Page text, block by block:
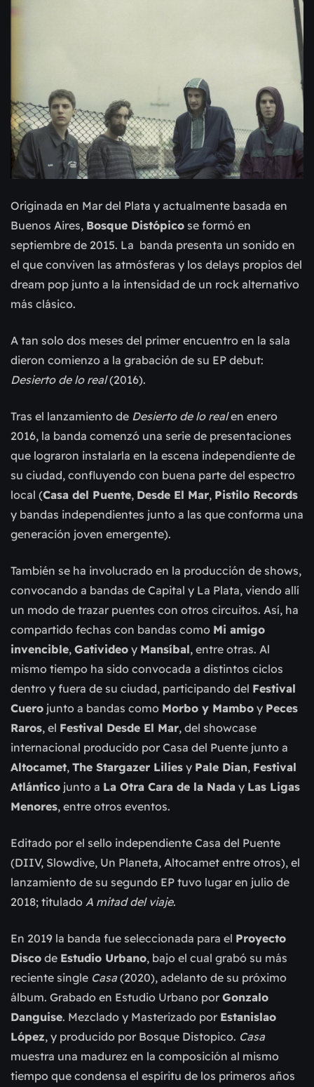
Originada en Mar del Plata y actualmente basada en
Buenos Aires, Bosque Distópico se formó en
septiembre de 2015. La banda presenta un sonido en
el que conviven las atmósferas y los delays propios del
dream pop junto a la intensidad de un rock alternativo
más clásico.
A tan solo dos meses del primer encuentro en la sala
dieron comienzo a la grabación de su EP debut:
Desierto de lo real(2016).
Tras el lanzamiento de Desierto de lo realen enero
2016, la banda comenzó una serie de presentaciones
que lograron instalarla en la escena independiente de
su ciudad, confluyendo con buena parte del espectro
local (Casa del Puente, Desde El Mar, Pistilo Records
y bandas independientes junto a las que conforma una
generación joven emergente).
También se ha involucrado en la producción de shows,
convocando a bandas de Capital y La Plata, viendo allí
un modo de trazar puentes con otros circuitos. Así, ha
compartido fechas con bandas como Mi amigo
invencible, Gativideo y Mansíbal, entre otras. Al
mismo tiempo ha sido convocada a distintos ciclos
dentro y fuera de su ciudad, participando del Festival
Cuero junto a bandas como Morbo y Mambo y Peces
Raros, el Festival Desde El Mar, del showcase
internacional producido por Casa del Puente junto a
Altocamet, The Stargazer Lilies y Pale Dian, Festival
Atlántico junto a La Otra Cara de la Nada y Las Ligas
Menores, entre otros eventos.
Editado por el sello independiente Casa del Puente
(DIIV, Slowdive, Un Planeta, Altocamet entre otros), el
lanzamiento de su segundo EP tuvo lugar en julio de
2018; titulado A mitad del viaje.
En 2019 la banda fue seleccionada para el Proyecto
Disco de Estudio Urbano, bajo el cual grabó su más
reciente single Casa (2020), adelanto de su próximo
álbum. Grabado en Estudio Urbano por Gonzalo
Danguise. Mezclado y Masterizado por Estanislao
López, y producido por Bosque Distopico. Casa
muestra una madurez en la composición al mismo
tiempo que condensa el espíritu de los primeros años